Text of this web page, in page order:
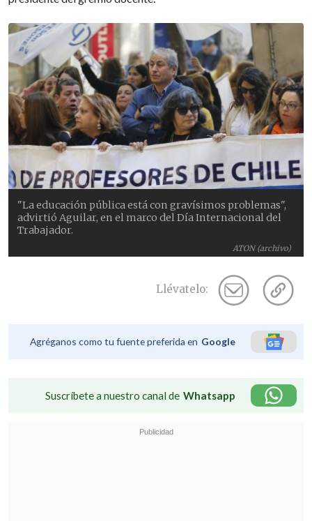
ATON (archivo)
"La educación pública está con gravísimos problemas",
advirtió Aguilar, en el marco del Día Internacional del
Trabajador.
Llévatelo:
Agréganos como tu fuente preferida en Google
Suscríbete a nuestro canal de Whatsapp